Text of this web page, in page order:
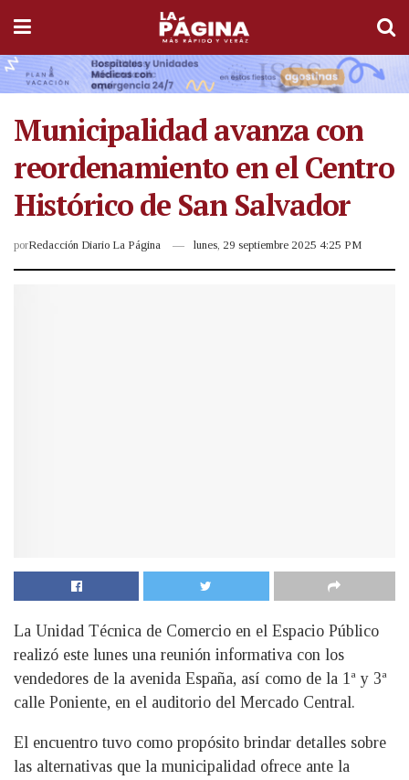
Municipalidad avanza con
reordenamiento en el Centro
Histórico de San Salvador
porRedacción Diario La Página lunes, 29 septiembre 2025 4:25 PM
La Unidad Técnica de Comercio en el Espacio Público
realizó este lunes una reunión informativa con los
vendedores de la avenida España, así como de la 1ª y 3ª
calle Poniente, en el auditorio del Mercado Central.
El encuentro tuvo como propósito brindar detalles sobre
las alternativas que la municipalidad ofrece ante la